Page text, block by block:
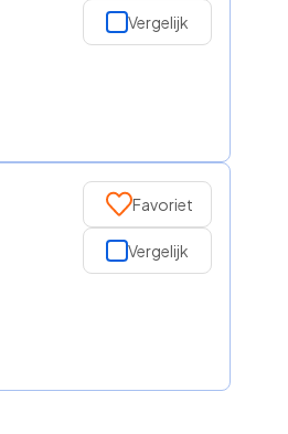
Vergelijk
Favoriet
Vergelijk